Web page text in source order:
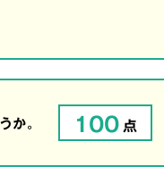
。 100点